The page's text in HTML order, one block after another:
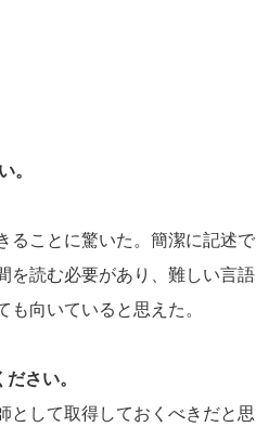
ることに驚いた。簡潔に記述で
を読む必要があり、難しい言語
向いていると思えた。
さい。
として取得しておくべきだと思